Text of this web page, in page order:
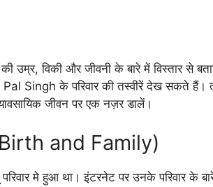
की उम्र, विकी और जीवनी के बारे में विस्तार से
Singh के परिवार की तस्वीरें देख सकते हैं।
जीवन पर एक नज़र डालें।
and Family)
मे हुआ था। इंटरनेट पर उनके परिवार के